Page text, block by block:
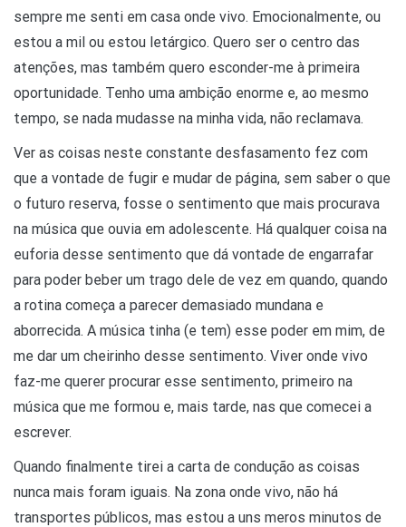
sempre me senti em casa onde vivo. Emocionalmente, ou
estou a mil ou estou letárgico. Quero ser o centro das
atenções, mas também quero esconder-me à primeira
oportunidade. Tenho uma ambição enorme e, ao mesmo
tempo, se nada mudasse na minha vida, não reclamava.
Ver as coisas neste constante desfasamento fez com
que a vontade de fugir e mudar de página, sem saber o que
o futuro reserva, fosse o sentimento que mais procurava
na música que ouvia em adolescente. Há qualquer coisa na
euforia desse sentimento que dá vontade de engarrafar
para poder beber um trago dele de vez em quando, quando
a rotina começa a parecer demasiado mundana e
aborrecida. A música tinha (e tem) esse poder em mim, de
me dar um cheirinho desse sentimento. Viver onde vivo
faz-me querer procurar esse sentimento, primeiro na
música que me formou e, mais tarde, nas que comecei a
escrever.
Quando finalmente tirei a carta de condução as coisas
nunca mais foram iguais. Na zona onde vivo, não há
transportes públicos, mas estou a uns meros minutos de